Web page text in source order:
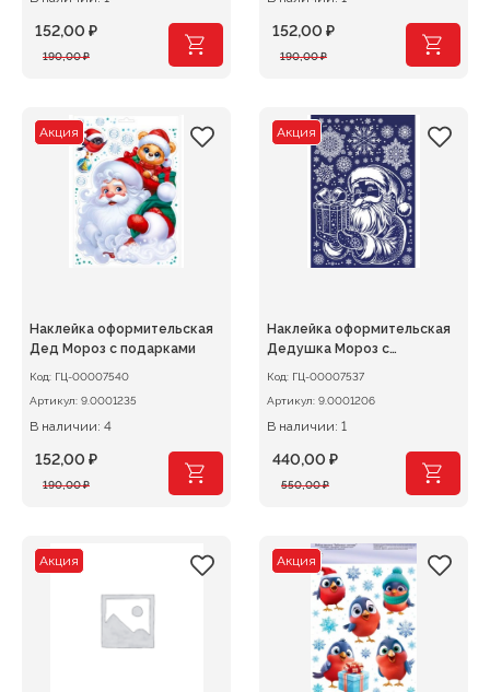
190,00₽
Первоначальная
190,00 ₽.
152,00 ₽
Текущая
190,00₽
Первоначальная
190,00 ₽.
152,00 ₽
Текущая
Акция
Наклейка оформительская
Дед Мороз с подарками
Код: ГЦ-00007540
Артикул: 9.0001235
В наличии: 4
190,00₽
Первоначальная
190,00 ₽.
152,00 ₽
Текущая
Акция
Наклейка оформительская
Дедушка Мороз с
Код: ГЦ-00007537
Артикул: 9.0001206
В наличии: 1
550,00₽
Первоначальная
550,00 ₽.
440,00 ₽
Текущая
Акция Акция